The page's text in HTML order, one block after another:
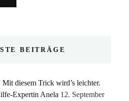
BEITRÄGE
diesem Trick wird’s leichter.
Expertin Anela 12. September